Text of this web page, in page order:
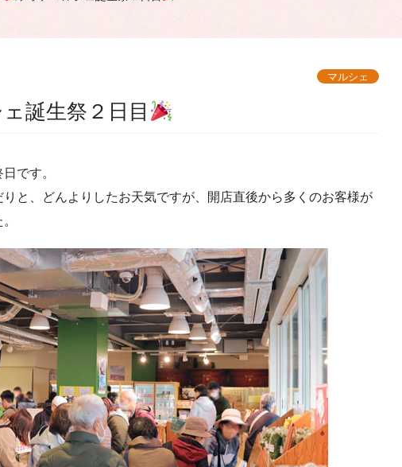
マルシェ
誕生祭２日目
です。
と、どんよりしたお天気ですが、開店直後から多くのお客様が